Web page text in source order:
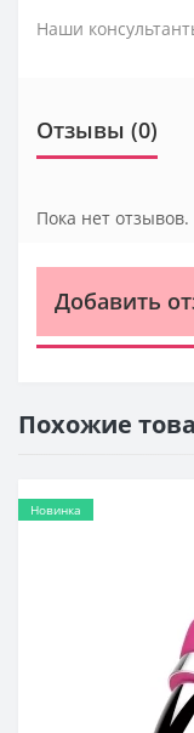
Наши
Отзывы (0)
Пока нет отзывов.
Добавить
Похожие
Новинка